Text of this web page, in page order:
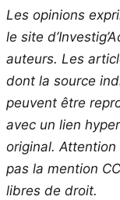
Les opinions
le site
auteurs. Les
dont la source
peuvent être
avec un lien
original. Attention
pas la mention
libres de droit.